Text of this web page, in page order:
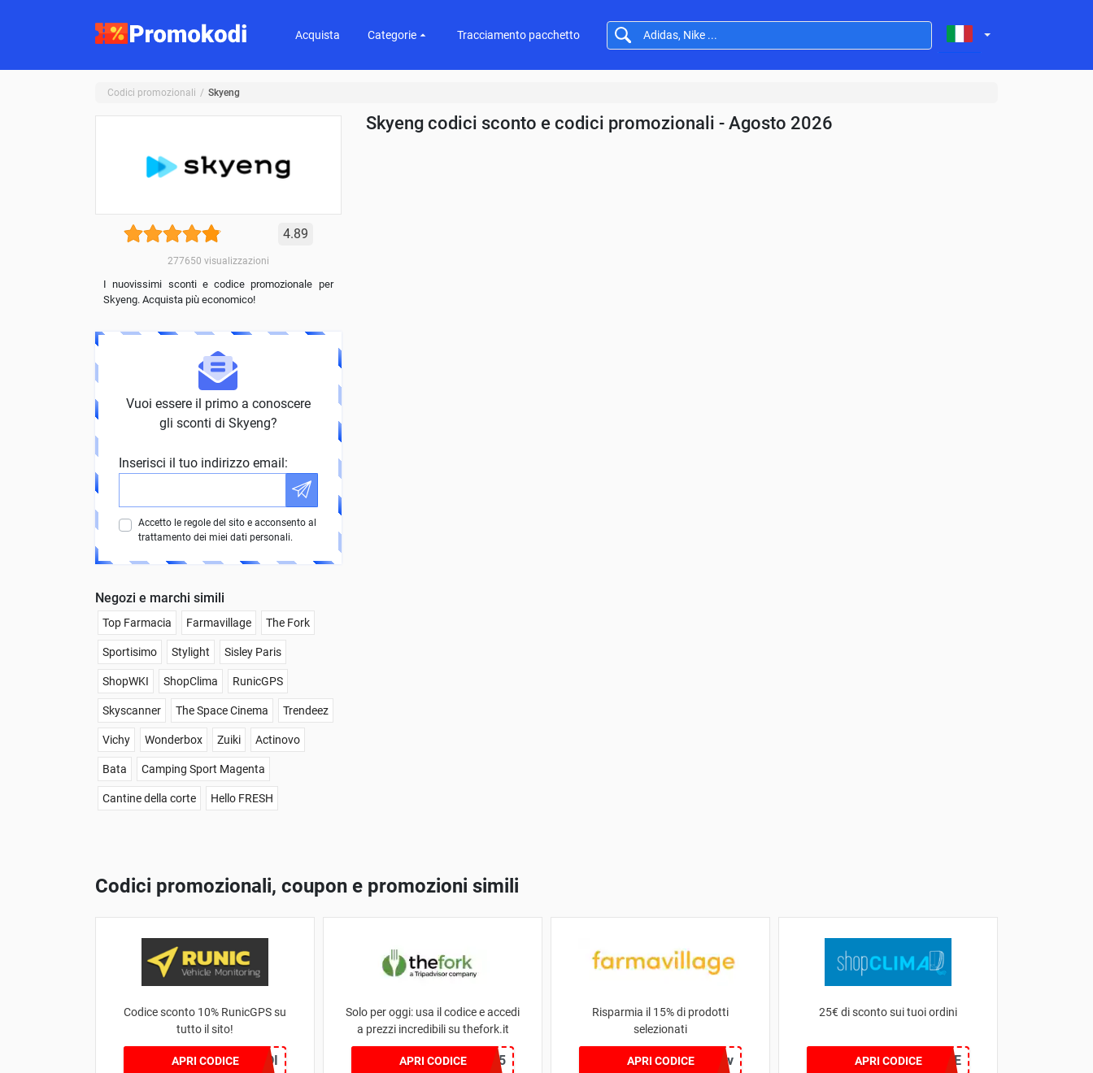
Acquista Categorie Tracciamento pacchetto
Codici promozionali Skyeng
Skyeng codici sconto e codici promozionali - Agosto 2026
4.89
277650 visualizzazioni
I nuovissimi sconti e codice promozionale per
Skyeng. Acquista più economico!
Vuoi essere il primo a conoscere
gli sconti di Skyeng?
Inserisci il tuo indirizzo email:
Accetto le regole del sito e acconsento al
trattamento dei miei dati personali.
Negozi e marchi simili
Top Farmacia Farmavillage The Fork
Sportisimo Stylight Sisley Paris
ShopWKI ShopClima RunicGPS
Skyscanner The Space Cinema Trendeez
Vichy Wonderbox Zuiki Actinovo
Bata Camping Sport Magenta
Cantine della corte Hello FRESH
Codici promozionali, coupon e promozioni simili
Codice sconto 10% RunicGPS su
tutto il sito!
APRI CODICE
RUNICPICODI
Solo per oggi: usa il codice e accedi
a prezzi incredibili su thefork.it
APRI CODICE7DC3E6F5
Risparmia il 15% di prodotti
selezionati
APRI CODICE15farmav
25€ di sconto sui tuoi ordini
APRI CODICEWELCOME